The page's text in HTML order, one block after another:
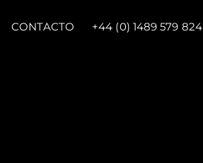
CONTACTO +44 (0) 1489 579 824